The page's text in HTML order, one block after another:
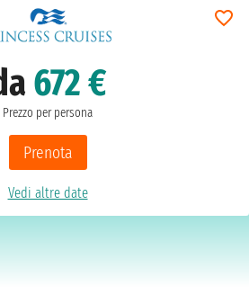
672 €
Prezzo per persona
Prenota
Vedi altre date